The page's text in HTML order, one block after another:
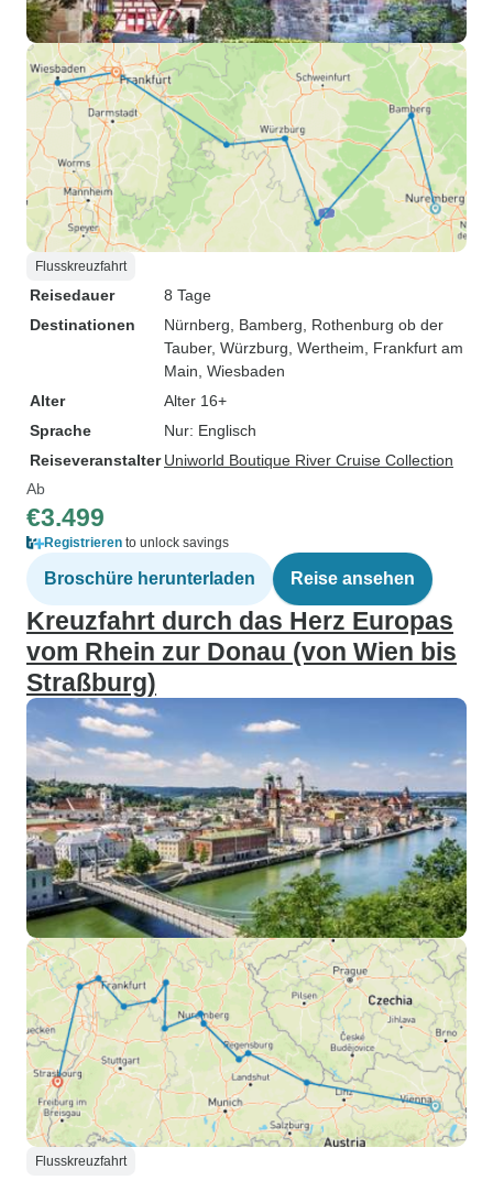
Flusskreuzfahrt
Reisedauer
8 Tage
Destinationen
Nürnberg , Bamberg , Rothenburg ob der
Tauber, Würzburg , Wertheim , Frankfurt am
Main , Wiesbaden
Alter
Alter 16+
Sprache
Nur: Englisch
Reiseveranstalter Uniworld Boutique River Cruise Collection
Ab
€3.499
Registrieren to unlock savings
Broschüre herunterladen Reise ansehen
Kreuzfahrt durch das Herz Europas
vom Rhein zur Donau (von Wien bis
Straßburg)
Flusskreuzfahrt